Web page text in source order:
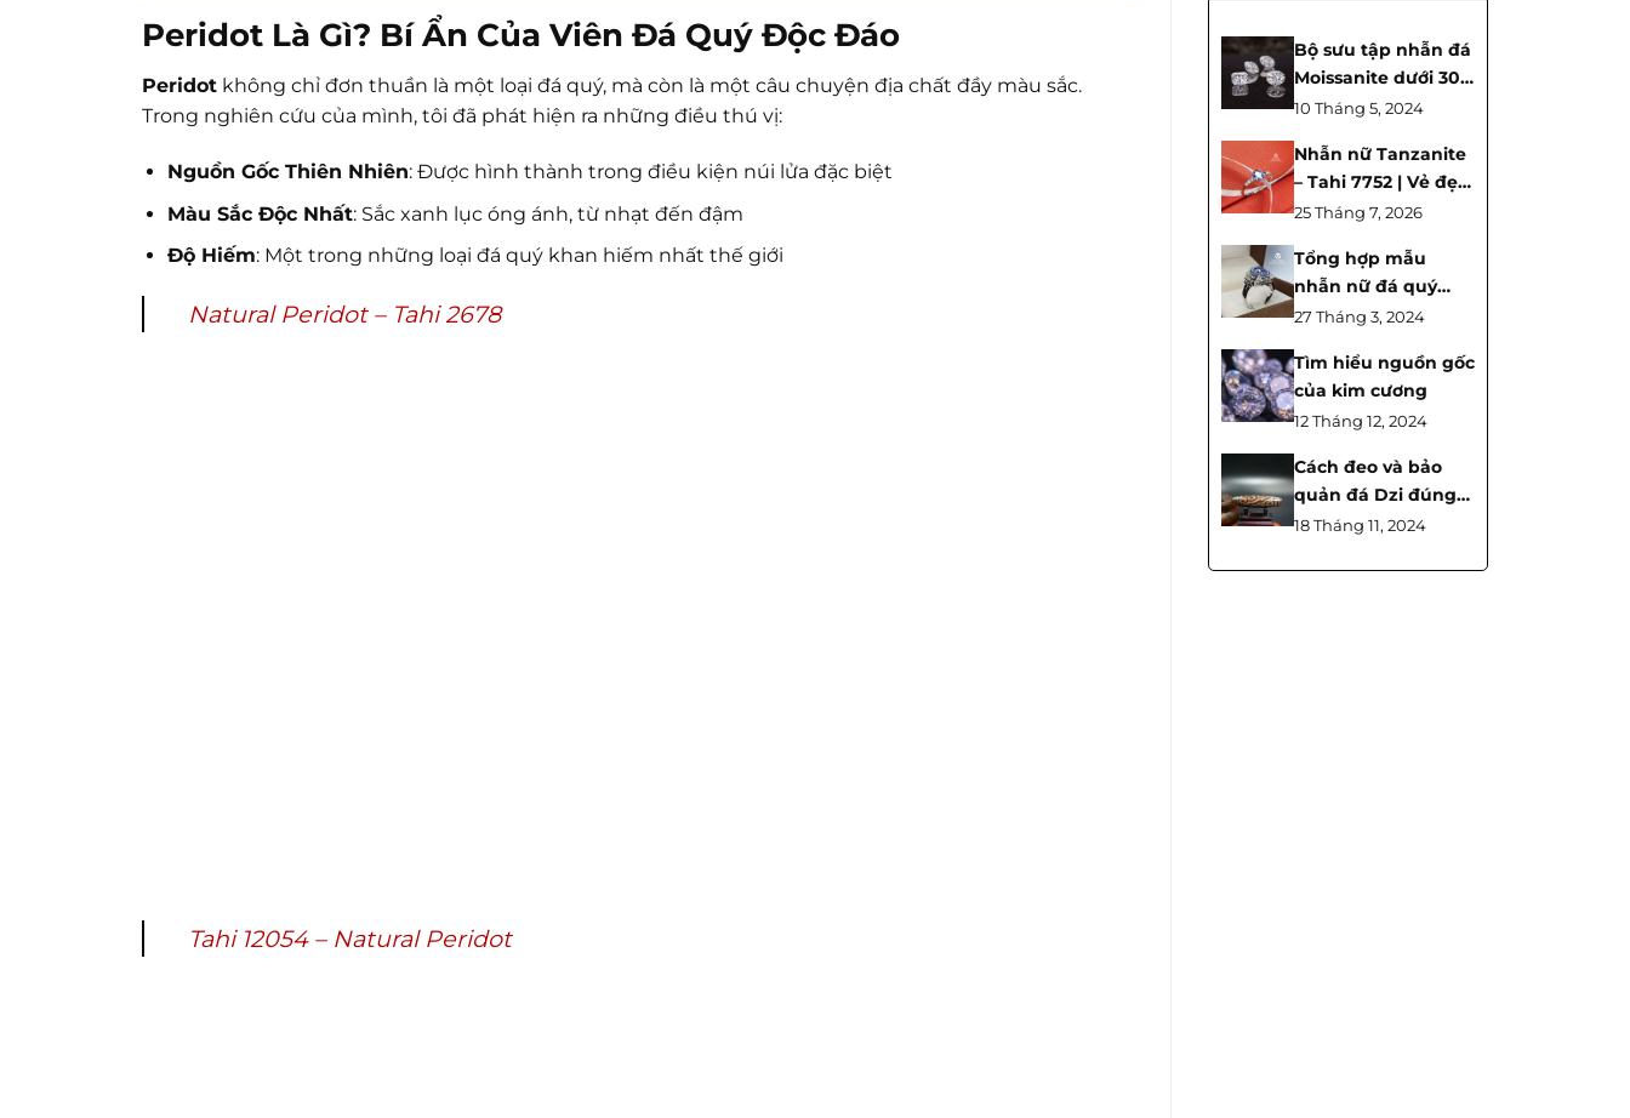
Peridot Là Gì? Bí Ẩn Của Viên Đá Quý Độc Đáo
Peridot không chỉ đơn thuần là một loại đá quý, mà còn là một câu chuyện địa chất đầy màu sắc.
Trong nghiên cứu của mình, tôi đã phát hiện ra những điều thú vị:
Nguồn Gốc Thiên Nhiên: Được hình thành trong điều kiện núi lửa đặc biệt
Màu Sắc Độc Nhất: Sắc xanh lục óng ánh, từ nhạt đến đậm
Độ Hiếm: Một trong những loại đá quý khan hiếm nhất thế giới
Natural Peridot – Tahi 2678
Tahi 12054 – Natural Peridot
Bộ sưu tập nhẫn đá
Moissanite dưới 30
triệu nhà TahiGems
10 Tháng 5, 2024
Nhẫn nữ Tanzanite
– Tahi 7752 | Vẻ đẹp
tựa Sapphire, lựa
cho người yêu đá
quý
25 Tháng 7, 2026
Tổng hợp mẫu
nhẫn nữ đá quý
Sapphire mới nhất
27 Tháng 3, 2024
Tìm hiểu nguồn gốc
của kim cương
12 Tháng 12, 2024
Cách đeo và bảo
quản đá Dzi đúng
cách
18 Tháng 11, 2024